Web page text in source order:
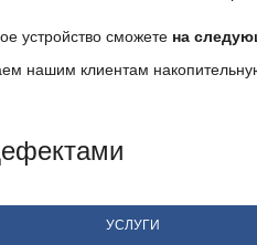
устройство сможете на
нашим клиентам
УСЛУГИ